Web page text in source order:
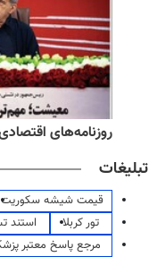
روزنامه‌های اقتصادی یکشنبه
تبلیغات
قیمت شیشه سکوریت
تور کربلا
استند
مرجع پاسخ معتبر